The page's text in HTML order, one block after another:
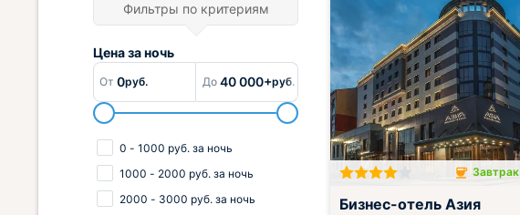
Завтрак включён
Завтрак
Бизнес-отель Азия
Фильтры по критериям
Цена заночь
От 0руб. До 40 000+руб.
0 - 1000 руб. за ночь
1000 - 2000 руб. за ночь
2000 - 3000 руб. за ночь